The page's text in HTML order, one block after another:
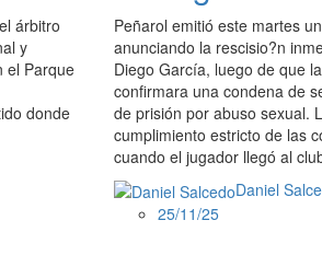
árbitro
y
el Parque
donde
Peñarol emitió este martes
anunciando la rescisio?n
Diego García, luego de que
confirmara una condena de
de prisión por abuso sexual.
cumplimiento estricto de las
cuando el jugador llegó al
Daniel
25/11/25